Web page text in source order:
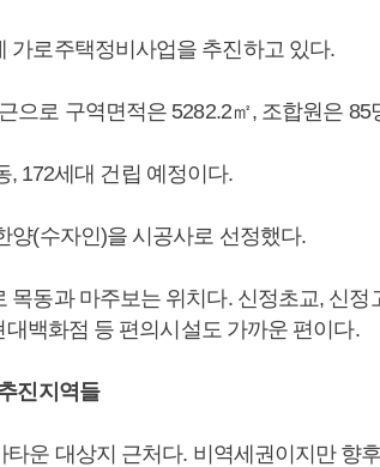
가로주택정비사업을 추진하고 있다.
으로 구역면적은 5282.2㎡, 조합원은 85
, 172세대 건립 예정이다.
양(수자인)을 시공사로 선정했다.
목동과 마주보는 위치다. 신정초교, 신정
백화점 등 편의시설도 가까운 편이다.
진지역들
타운 대상지 근처다. 비역세권이지만 향